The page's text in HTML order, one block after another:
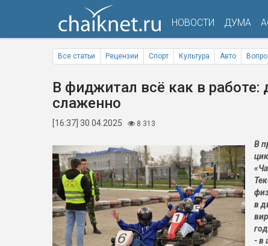
НОВОСТИ ДУМА
Все статьи Рецензии Спорт Культура Авто
В фиджитал всё как в работе:
слаженно
[16:37] 30.04.2025 8 313
В
в
- в